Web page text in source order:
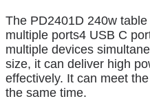
The PD2401D 240w
multiple ports4 USB C
multiple devices
size, it can deliver high
effectively. It can meet
the same time.